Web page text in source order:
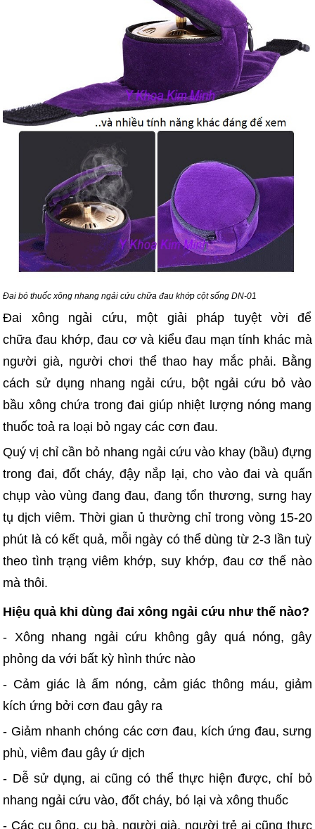
Đai bó thuốc xông nhang ngải cứu chữa đau khớp cột sống DN-01
Đai xông ngải cứu, một giải pháp tuyệt vời để
chữa đau khớp, đau cơ và kiểu đau mạn tính khác mà
người già, người chơi thể thao hay mắc phải. Bằng
cách sử dụng nhang ngải cứu, bột ngải cứu bỏ vào
bầu xông chứa trong đai giúp nhiệt lượng nóng mang
thuốc toả ra loại bỏ ngay các cơn đau.
Quý vị chỉ cần bỏ nhang ngải cứu vào khay (bầu) đựng
trong đai, đốt cháy, đậy nắp lại, cho vào đai và quấn
chụp vào vùng đang đau, đang tổn thương, sưng hay
tụ dịch viêm. Thời gian ủ thường chỉ trong vòng 15-20
phút là có kết quả, mỗi ngày có thể dùng từ 2-3 lần tuỳ
theo tình trạng viêm khớp, suy khớp, đau cơ thế nào
mà thôi.
Hiệu quả khi dùng đai xông ngải cứu như thế nào?
- Xông nhang ngải cứu không gây quá nóng, gây
phỏng da với bất kỳ hình thức nào
- Cảm giác là ấm nóng, cảm giác thông máu, giảm
kích ứng bởi cơn đau gây ra
- Giảm nhanh chóng các cơn đau, kích ứng đau, sưng
phù, viêm đau gây ứ dịch
- Dễ sử dụng, ai cũng có thể thực hiện được, chỉ bỏ
nhang ngải cứu vào, đốt cháy, bó lại và xông thuốc
- Các cụ ông, cụ bà, người già, người trẻ ai cũng thực